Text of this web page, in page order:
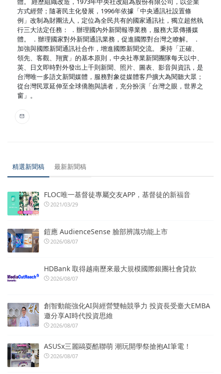
方式經營；隨著民主化發展，1996年依據「中央通訊社設置條
例」改制為財團法人，定位為全民共有的國家通訊社，獨立超然執
行三大法定任務： ．辦理國內外新聞報導業務，服務大眾傳播媒
體。 ．辦理國家對外新聞通訊業務，促進國際對台灣之瞭解。 ．
加強與國際新聞通訊社合作，增進國際新聞交流。 秉持「正確、
領先、客觀、翔實」的基本原則，中央社專業新聞團隊每天以中、
英、日文即時對外發出上千則新聞、照片、圖表、影音與資訊，是
台灣唯一多語文新聞媒體，服務對象從媒體客戶擴大為閱聽大眾；
從台灣民眾延伸至全球僑胞與讀者，充分扮演「台灣之眼，世界之
窗」。
精選新聞稿 最新新聞稿
FLOC唯一基督徒專屬交友APP，基督徒的新福音
2021/03/29
鎧應 AudienceSense 臉部辨識功能上市
2026/08/07
HDBank 取得越南歷來最大規模國際銀團社會貸款
2026/08/07
創智動能強化AI與經營雙軸競爭力 投資長受臺大EMBA
邀分享AI時代投資思維
2026/08/07
ASUSx三麗鷗耍酷聯萌 潮玩開學祭搶抱AI筆電！
2026/08/07